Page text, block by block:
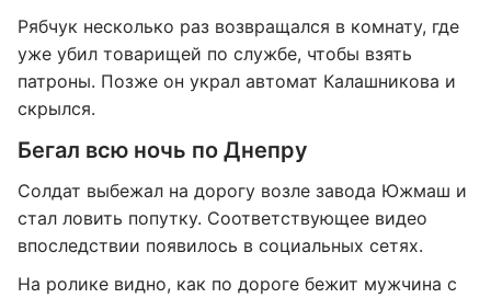
Рябчук несколько раз возвращался в комнату, где
уже убил товарищей по службе, чтобы взять
патроны. Позже он украл автомат Калашникова и
скрылся.
Бегал всю ночь по Днепру
Солдат выбежал на дорогу возле завода Южмаш и
стал ловить попутку. Соответствующее видео
впоследствии появилось в социальных сетях.
На ролике видно, как по дороге бежит мужчина с